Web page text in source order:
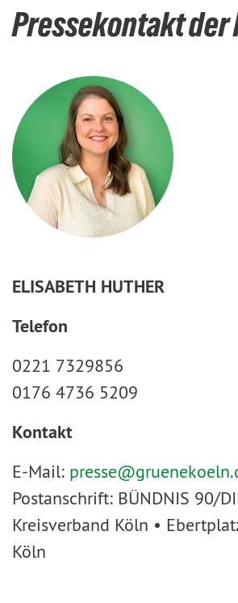
Pressekontakt der
ELISABETH HUTHER
Telefon
0221 7329856
0176 4736 5209
Kontakt
E-Mail: presse@
Postanschrift: BÜNDNIS 90/
Kreisverband Köln •
Köln